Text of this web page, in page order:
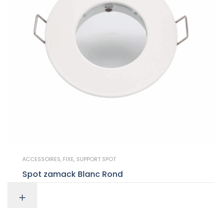
ACCESSOIRES, FIXE, SUPPORT SPOT
Spot zamack Blanc Rond